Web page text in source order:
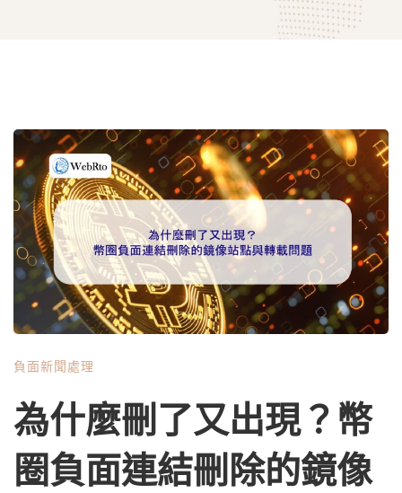
負面新聞處理
為什麼刪了又出現？幣
圈負面連結刪除的鏡像